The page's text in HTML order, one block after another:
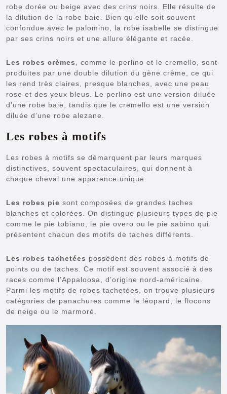
robe dorée ou beige avec des crins noirs. Elle résulte de
la dilution de la robe baie. Bien qu’elle soit souvent
confondue avec le palomino, la robe isabelle se distingue
par ses crins noirs et une allure élégante et racée.
Les robes crèmes
, comme le perlino et le cremello, sont
produites par une double dilution du gène crème, ce qui
les rend très claires, presque blanches, avec une peau
rose et des yeux bleus. Le perlino est une version diluée
d’une robe baie, tandis que le cremello est une version
diluée d’une robe alezane.
Les robes à motifs
Les robes à motifs se démarquent par leurs marques
distinctives, souvent spectaculaires, qui donnent à
chaque cheval une apparence unique.
Les robes pie sont composées de grandes taches
blanches et colorées. On distingue plusieurs types de pie
comme le pie tobiano, le pie overo ou le pie sabino qui
présentent chacun des motifs de taches différents.
Les robes tachetées possèdent des robes à motifs de
points ou de taches. Ce motif est souvent associé à des
races comme l’Appaloosa, d’origine nord-américaine.
Parmi les motifs de robes tachetées, on trouve plusieurs
catégories de panachures comme le léopard, le flocons
de neige ou le marmoré.